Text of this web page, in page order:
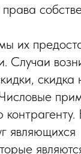
их
Случаи
скидка
являющихся